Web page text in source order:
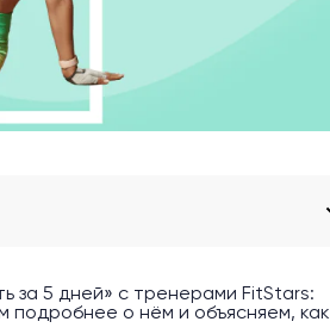
за 5 дней» с тренерами FitStars:
подробнее о нём и объясняем, как